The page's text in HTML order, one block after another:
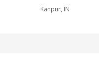
Kanpur, IN